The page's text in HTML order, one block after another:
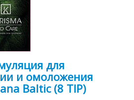
для
и омоложения
Baltic (8 TIP)